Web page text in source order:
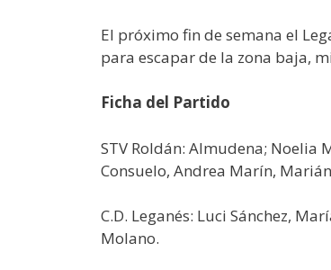
El próximo fin de semana el
para escapar de la zona baja,
Ficha del Partido
STV Roldán: Almudena; Noelia
Consuelo, Andrea Marín,
C.D. Leganés: Luci Sánchez,
Molano.